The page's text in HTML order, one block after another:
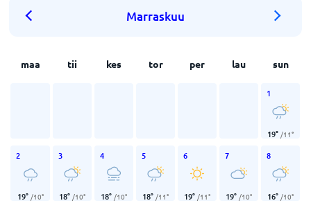
Marraskuu
maa tii kes tor per lau sun
1
19° /11°
2
19° /10°
3
18° /10°
4
18° /10°
5
18° /11°
6
19° /11°
7
19° /10°
8
16° /10°